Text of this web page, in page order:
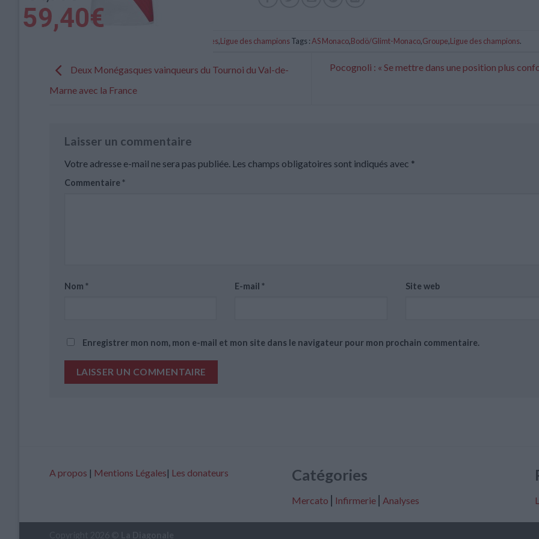
Brèves,Ligue des championsTags :AS Monaco,Bodö/Glimt-Monaco,Groupe,Ligue des champions.
Deux Monégasques vainqueurs du Tournoi du Val-de-
Marne avec la France
Pocognoli : « Se mettre dans une position plus
Laisser un commentaire
Votre adresse e-mail ne sera pas publiée. Les champs obligatoires sont indiqués avec *
Commentaire*
Nom * E-mail* Site web
Enregistrer mon nom, mon e-mail et mon site dans le navigateur pour mon prochain commentaire.
A propos | Mentions Légales| Les donateurs Catégories
Mercato Infirmerie Analyses